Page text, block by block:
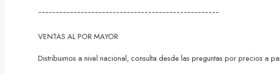
¯¯¯¯¯¯¯¯¯¯¯¯¯¯¯¯¯¯¯¯¯¯¯¯¯¯¯¯¯¯¯¯¯¯¯¯¯¯¯¯¯¯¯¯¯¯¯¯¯¯¯
VENTAS AL POR MAYOR
Distribuimos a nivel nacional, consulta desde las preguntas por precios a